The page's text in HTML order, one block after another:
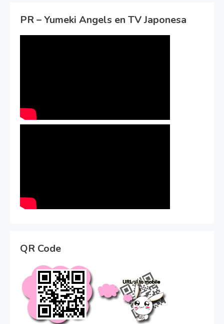
PR – Yumeki Angels en TV Japonesa
QR Code